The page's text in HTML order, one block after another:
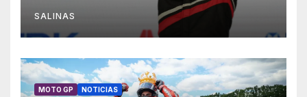
SALINAS
MOTO GP NOTICIAS